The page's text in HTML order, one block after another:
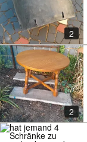
2
2